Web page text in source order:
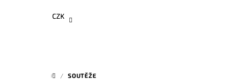
CZK
DOMŮ
/ SOUTĚŽE